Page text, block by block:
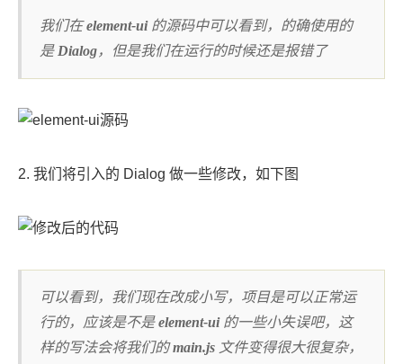
我们在element-ui的源码中可以看到，的确使用的
是 Dialog，但是我们在运行的时候还是报错了
2. 我们将引入的 Dialog 做一些修改，如下图
可以看到，我们现在改成小写，项目是可以正常运
行的，应该是不是element-ui的一些小失误吧，这
样的写法会将我们的main.js 文件变得很大很复杂，